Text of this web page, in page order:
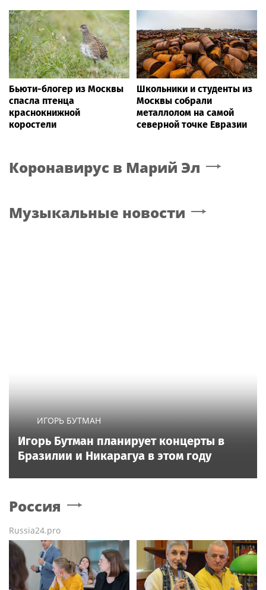
Бьюти-блогер из Москвы
спасла птенца
краснокнижной
коростели
Школьники и студенты из
Москвы собрали
металлолом на самой
северной точке Евразии
Коронавирус в Марий Эл
Музыкальные новости
ИГОРЬ БУТМАН
Игорь Бутман планирует концерты в
Бразилии и Никарагуа в этом году
Россия
Russia24.pro